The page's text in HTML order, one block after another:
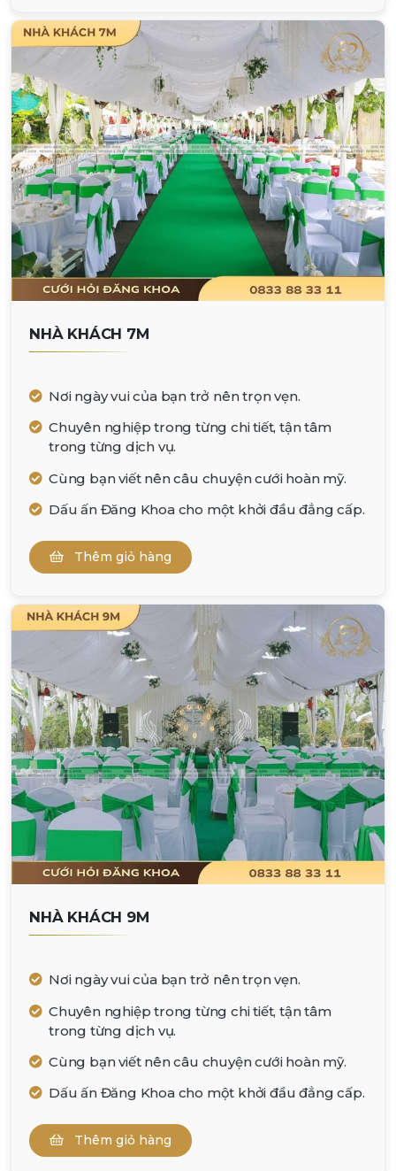
NHÀ KHÁCH 7M
Nơi ngày vui của bạn trở nên trọn vẹn.
Chuyên nghiệp trong từng chi tiết, tận tâm
trong từng dịch vụ.
Cùng bạn viết nên câu chuyện cưới hoàn mỹ.
Dấu ấn Đăng Khoa cho một khởi đầu đẳng cấp.
Thêm giỏ hàng
NHÀ KHÁCH 9M
Nơi ngày vui của bạn trở nên trọn vẹn.
Chuyên nghiệp trong từng chi tiết, tận tâm
trong từng dịch vụ.
Cùng bạn viết nên câu chuyện cưới hoàn mỹ.
Dấu ấn Đăng Khoa cho một khởi đầu đẳng cấp.
Thêm giỏ hàng